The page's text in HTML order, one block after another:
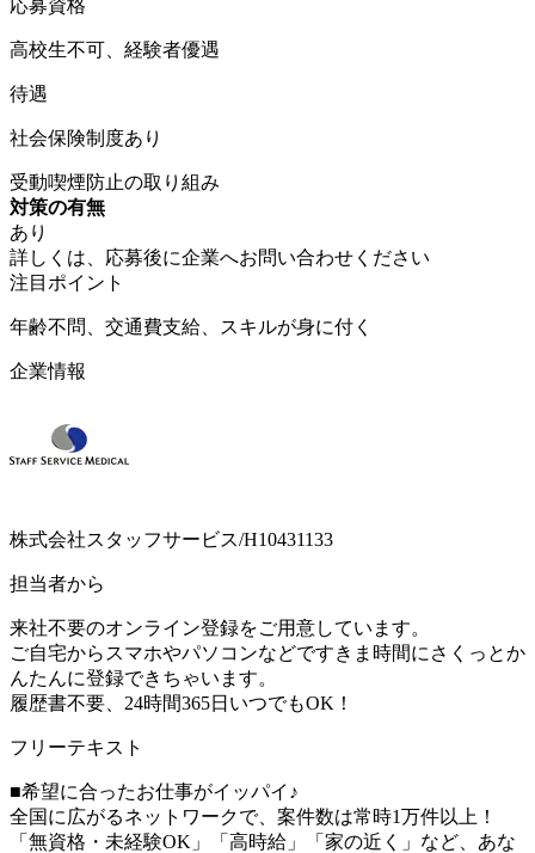
応募資格
高校生不可、経験者優遇
待遇
社会保険制度あり
受動喫煙防止の取り組み
対策の有無
あり
詳しくは、応募後に企業へお問い合わせください
注目ポイント
年齢不問、交通費支給、スキルが身に付く
企業情報
株式会社スタッフサービス/H10431133
担当者から
来社不要のオンライン登録をご用意しています。
ご自宅からスマホやパソコンなどですきま時間にさくっとか
んたんに登録できちゃいます。
履歴書不要、24時間365日いつでもOK！
フリーテキスト
■希望に合ったお仕事がイッパイ♪
全国に広がるネットワークで、案件数は常時1万件以上！
「無資格・未経験OK」「高時給」「家の近く」など、あな